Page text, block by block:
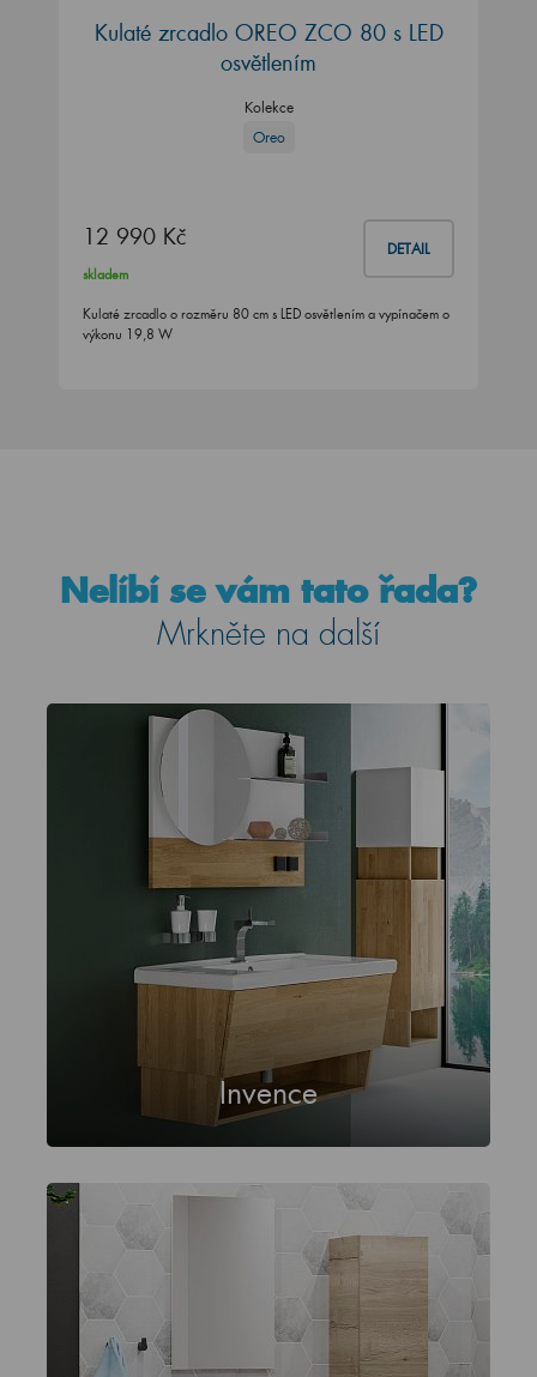
Kulaté zrcadlo OREO ZCO 80 s LED
osvětlením
Kolekce
Oreo
12 990 Kč DETAIL
skladem
Kulaté zrcadlo o rozměru 80 cm s LED osvětlením a vypínačem o
výkonu 19,8 W
Nelíbí se vám tato řada?
Mrkněte na další
Invence